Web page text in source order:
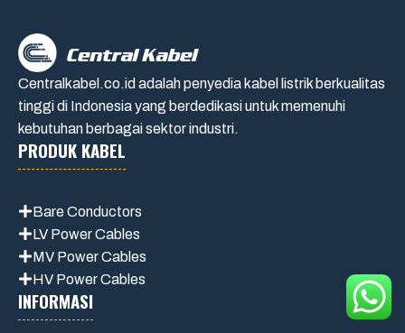
Centralkabel.co.id adalah penyedia kabel listrik berkualitas
tinggi di Indonesia yang berdedikasi untuk memenuhi
kebutuhan berbagai sektor industri.
PRODUK KABEL
Bare Conductors
LV Power Cables
MV Power Cables
HV Power Cables
INFORMASI